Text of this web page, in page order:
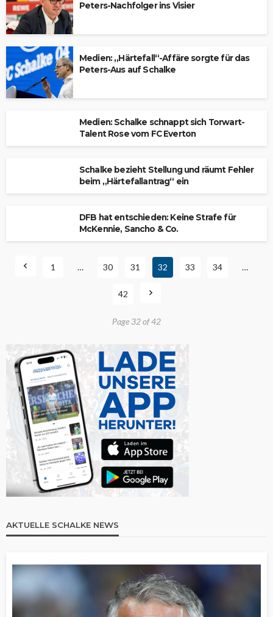
Peters-Nachfolger ins Visier
Medien: „Härtefall“-Affäre sorgte für das
Peters-Aus auf Schalke
Medien: Schalke schnappt sich Torwart-
Talent Rose vom FC Everton
Schalke bezieht Stellung und räumt Fehler
beim „Härtefallantrag“ ein
DFB hat entschieden: Keine Strafe für
McKennie, Sancho & Co.
1 … 30 31 32 33 34 …
42
Page 32 of 42
AKTUELLE SCHALKE NEWS